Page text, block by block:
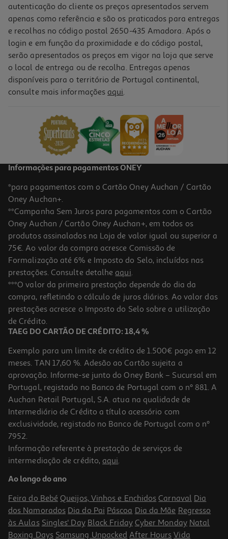
Comida Húmida Para Cão Auchan Terrina Rico Em Frango 300g
4.3
Comida Húmida Para Cão Auchan Terrina Peru 400 G
2.47 €/Kg
0,99 €
Comida Húmida Para Cão Auchan Terrina Rico Em Frango E Com
Borrego 300g
2.97 €/Kg
0,89 €
autenticação do cliente os preços apresentados servem
apenas como referência e são os praticados para entregas
e recolhas no código postal 2650-435 Amadora. Após o
login e em função da proximidade e do código postal,
serão apresentados os preços em vigor na loja que serve
o local de entrega ou de recolha. Entregas apenas
disponíveis para o território de Portugal continental,
consulte mais informações aqui.
Informações para pagamentos ONEY
*para pagamentos com o Cartão Oney Auchan / Cartão
Oney Auchan+.
**Campanha Sem Juros para pagamentos com o Cartão
Oney Auchan / Cartão Oney Auchan+, em todos os
produtos assinalados na Loja de valor igual ou superior a
75€. Ao valor da compra acresce Comissão de
Formalização até 6% e Imposto do Selo, incluídos nas
prestações. Consulte detalhe aqui.
***O valor da primeira prestação depende do dia da
compra, refletindo o cálculo de juros diários. Ao valor das
prestações acresce o Imposto do Selo sobre a utilização
de Crédito.
TAEG DO CARTÃO DE CRÉDITO: 18,4 %
Exemplo para um limite de crédito de 1.500€ pago em 12
meses. TAN 17,60 %. Adesão ao Cartão sujeita a
aprovação. Informe-se junto do Oney Bank – Sucursal em
Portugal, registado no Banco de Portugal com o nº 881. A
Auchan Retail Portugal, S.A. atua na qualidade de
Intermediário de Crédito a título acessório com
exclusividade, registado no Banco de Portugal com o nº
7952.
Informação referente à prestação de serviços de
intermediação de crédito, aqui.
Ao longo do ano
Feira do Bebé Queijos, Vinhos e Enchidos Carnaval Dia
dos Namorados Dia do Pai Páscoa Dia da Mãe Regresso
às Aulas Singles' Day Black Friday Cyber Monday Natal
Boxing Days Samsung Unpacked After Hours Vida